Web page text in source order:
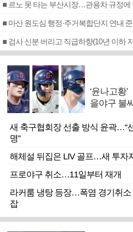
■ 르노 못 타는 부산시장…관용차 규정에
■ 마산 원도심 행정·주거복합단지 연내
‘윤나고황
을야구 불
새 축구협회장 선출 방식 윤곽…“
명”
해체설 뒤집은 LIV 골프…새 투자
프로야구 취소…11일부터 재개
라커룸 냉탕 등장…폭염 경기취소
잡